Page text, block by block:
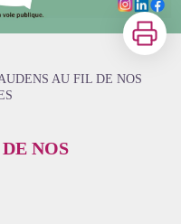
Imprimer
AU FIL DE NOS
NOS